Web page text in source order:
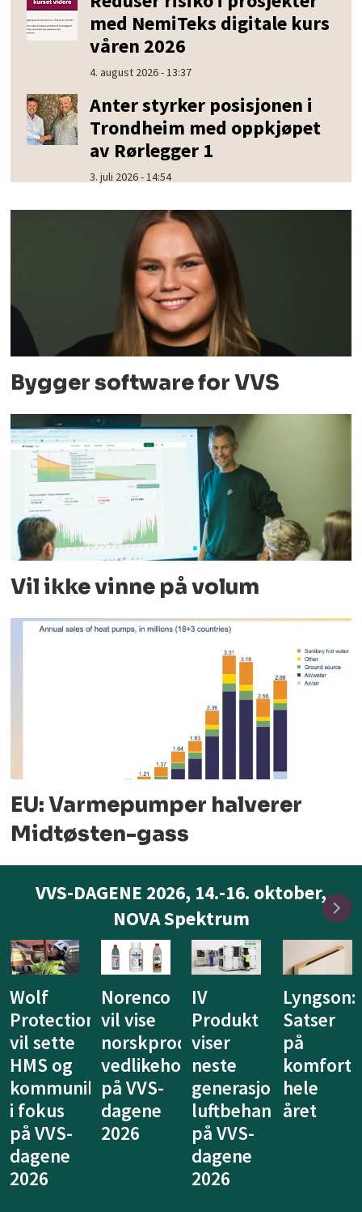
med NemiTeks digitale kurs
våren 2026
4. august 2026 - 13:37
Anter styrker posisjonen i
Trondheim med oppkjøpet
av Rørlegger 1
3. juli 2026 - 14:54
Bygger software for VVS
Vil ikke vinne på volum
EU: Varmepumper halverer
Midtøsten-gass
VVS-DAGENE 2026, 14.-16. oktober,
NOVA Spektrum
IV
Produkt
viser
neste
generasjon
luftbehandling
på VVS-
dagene
2026
Lyngson:
Satser
på
komfort
hele
året
Niprox
lanserer
nytt
system
for
legionellasikring
på VVS-
dagene
KE
Fibertec
vil vise
at
kan